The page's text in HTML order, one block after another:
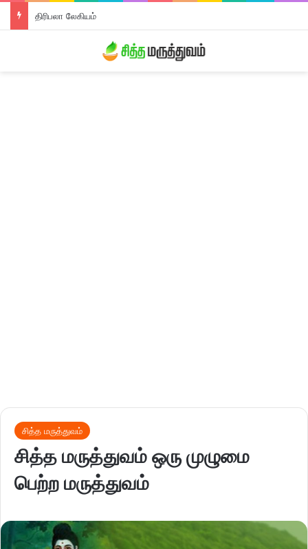
திரிபலா லேகியம்
சித்த மருத்துவம்
சித்த மருத்துவம் ஒரு முழுமை
பெற்ற மருத்துவம்